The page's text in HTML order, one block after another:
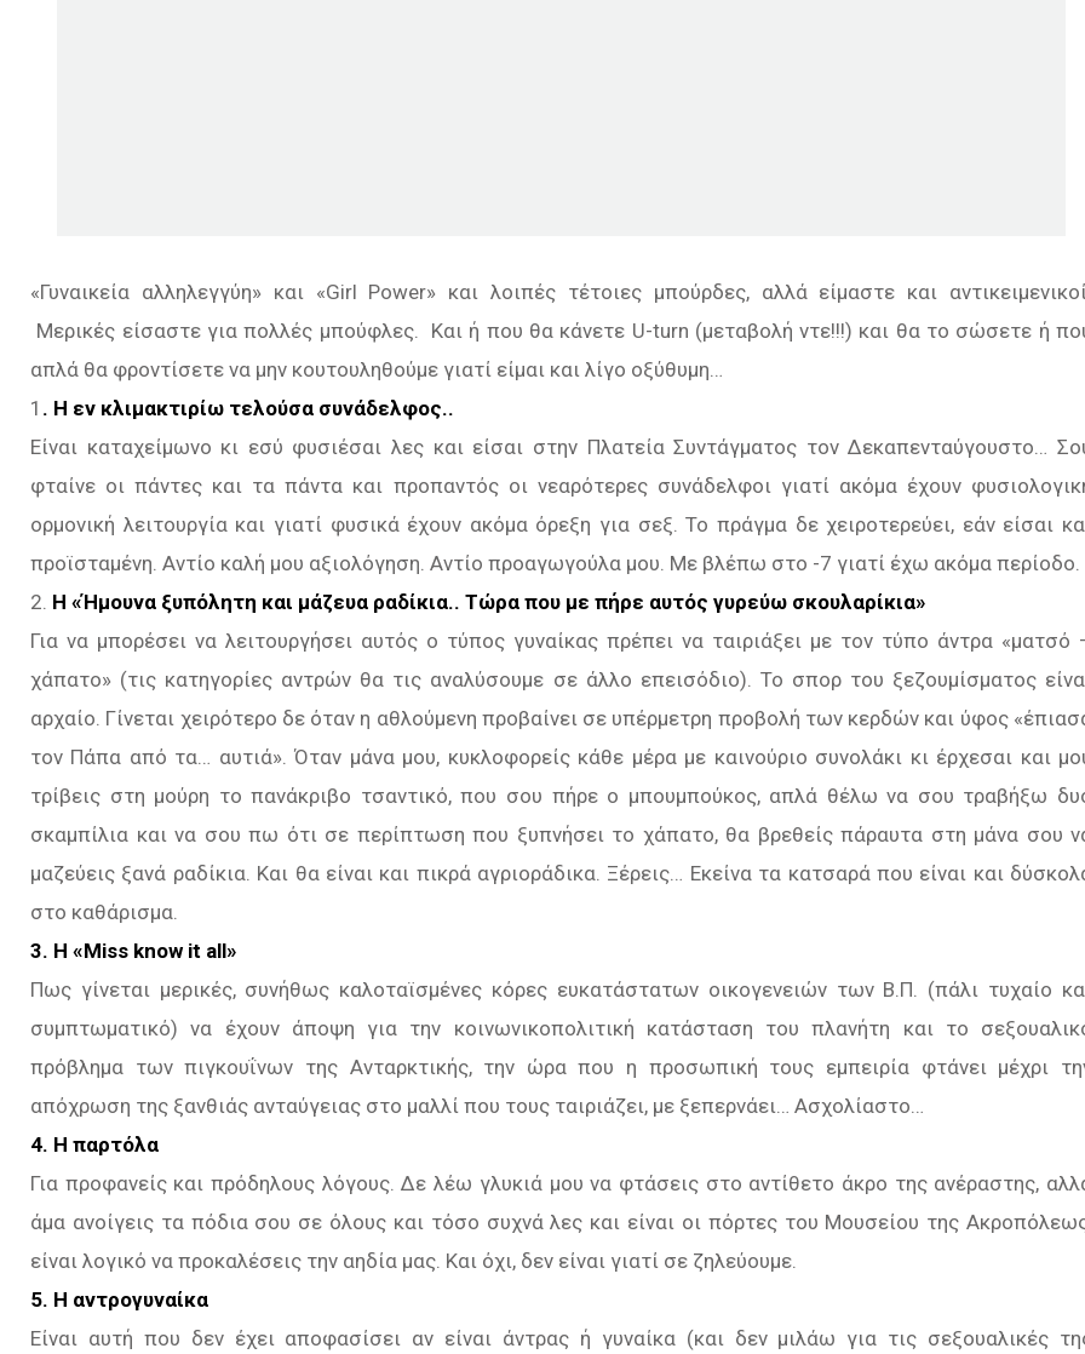
«Γυναικεία αλληλεγγύη» και «Girl Power» και λοιπές τέτοιες μπούρδες, αλλά είμαστε και
Μερικές είσαστε για πολλές μπούφλες. Και ή που θα κάνετε U-turn (μεταβολή ντε!!!) και θα το σώσετε ή
απλά θα φροντίσετε να μην κουτουληθούμε γιατί είμαι και λίγο οξύθυμη…
1 . Η εν κλιμακτιρίω τελούσα συνάδελφος..
Είναι καταχείμωνο κι εσύ φυσιέσαι λες και είσαι στην Πλατεία Συντάγματος τον Δεκαπενταύγουστο…
φταίνε οι πάντες και τα πάντα και προπαντός οι νεαρότερες συνάδελφοι γιατί ακόμα έχουν
ορμονική λειτουργία και γιατί φυσικά έχουν ακόμα όρεξη για σεξ. Το πράγμα δε χειροτερεύει, εάν είσαι
προϊσταμένη. Αντίο καλή μου αξιολόγηση. Αντίο προαγωγούλα μου. Με βλέπω στο -7 γιατί έχω ακόμα περίοδο.
2. Η «Ήμουνα ξυπόλητη και μάζευα ραδίκια.. Τώρα που με πήρε αυτός γυρεύω σκουλαρίκια»
Για να μπορέσει να λειτουργήσει αυτός ο τύπος γυναίκας πρέπει να ταιριάξει με τον τύπο άντρα «ματσό
χάπατο» (τις κατηγορίες αντρών θα τις αναλύσουμε σε άλλο επεισόδιο). Το σπορ του ξεζουμίσματος
αρχαίο. Γίνεται χειρότερο δε όταν η αθλούμενη προβαίνει σε υπέρμετρη προβολή των κερδών και ύφος
τον Πάπα από τα… αυτιά». Όταν μάνα μου, κυκλοφορείς κάθε μέρα με καινούριο συνολάκι κι έρχεσαι και
τρίβεις στη μούρη το πανάκριβο τσαντικό, που σου πήρε ο μπουμπούκος, απλά θέλω να σου τραβήξω
σκαμπίλια και να σου πω ότι σε περίπτωση που ξυπνήσει το χάπατο, θα βρεθείς πάραυτα στη μάνα σου
μαζεύεις ξανά ραδίκια. Και θα είναι και πικρά αγριοράδικα. Ξέρεις… Εκείνα τα κατσαρά που είναι και
στο καθάρισμα.
3. Η «Miss know it all»
Πως γίνεται μερικές, συνήθως καλοταϊσμένες κόρες ευκατάστατων οικογενειών των Β.Π. (πάλι τυχαίο
συμπτωματικό) να έχουν άποψη για την κοινωνικοπολιτική κατάσταση του πλανήτη και το
πρόβλημα των πιγκουΐνων της Ανταρκτικής, την ώρα που η προσωπική τους εμπειρία φτάνει μέχρι
απόχρωση της ξανθιάς ανταύγειας στο μαλλί που τους ταιριάζει, με ξεπερνάει… Ασχολίαστο…
4. Η παρτόλα
Για προφανείς και πρόδηλους λόγους. Δε λέω γλυκιά μου να φτάσεις στο αντίθετο άκρο της ανέραστης,
άμα ανοίγεις τα πόδια σου σε όλους και τόσο συχνά λες και είναι οι πόρτες του Μουσείου της
είναι λογικό να προκαλέσεις την αηδία μας. Και όχι, δεν είναι γιατί σε ζηλεύουμε.
5. Η αντρογυναίκα
Είναι αυτή που δεν έχει αποφασίσει αν είναι άντρας ή γυναίκα (και δεν μιλάω για τις σεξουαλικές